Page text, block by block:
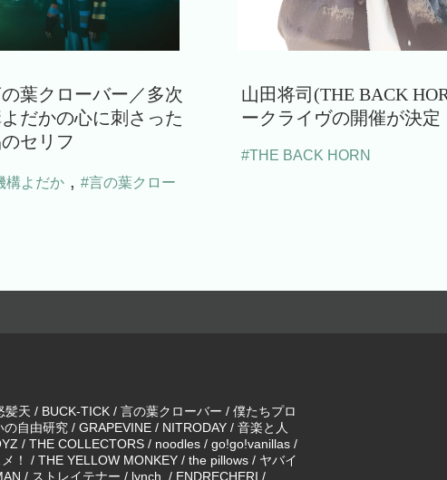
の葉クローバー／多次
だかの心に刺さった
セリフ
構よだか , #言の葉クロー
山田将司(THE BACK
ークライヴの開催が決定
#THE BACK HORN
髪天 / BUCK-TICK / 言の葉クローバー / 僕たちプロ
の自由研究 / GRAPEVINE / NITRODAY / 音楽と人
/ THE COLLECTORS / noodles / go!go!vanillas /
！ / THE YELLOW MONKEY / the pillows / ヤバイ
/ ストレイテナー / lynch. / ENDRECHERI /